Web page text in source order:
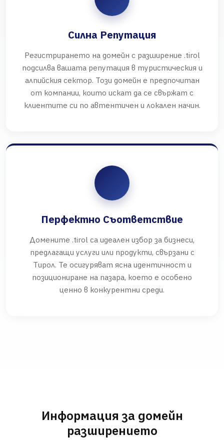
Силна Репутация
Регистрирането на домейн с разширение .tirol
подсилва вашата репутация в туристическия и
алпийския сектор. Този домейн е предпочитан
от компании, които искат да се свържат с
клиентите си по автентичен и локален начин.
Перфектно Съответствие
Домените .tirol са идеален избор за бизнеси,
предлагащи услуги или продукти, свързани с
Тирол. Те осигуряват ясна идентичност и
позициониране на пазара, което е особено
ценно в конкурентни среди.
Информация за домейн
разширението